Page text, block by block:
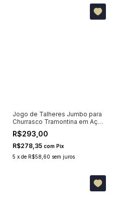
Jogo de Talheres Jumbo para
Churrasco Tramontina em Aço
Inox com Cabo Polywood
Vermelho 12 Peças
R$293,00
R$278,35 com Pix
5 x de R$58,60 sem juros